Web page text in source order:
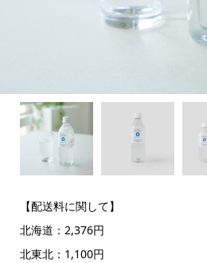
【配送料に関して】
北海道：2,376円
北東北：1,100円